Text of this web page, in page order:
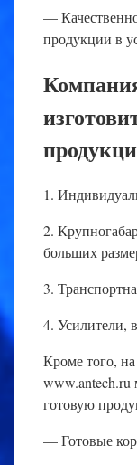
—
продукции в
1.
2.
больших
3.
4. Усилители,
Кроме того,
www.antech.ru
готовую
— Готовые